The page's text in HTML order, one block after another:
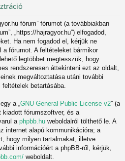
fórum” fórumot (a továbbiakban
„https://hajragyor.hu”) elfogadod,
Ha nem fogadod el, kérjük ne
fórumot. A feltételeket bármikor
legtöbbet megtesszük, hogy
rendszeresen áttekinteni ezt az oldalt,
megváltoztatása utáni további
betartásába.
a „ GNU General Public License v2” (a
kiadott fórumszoftver, és a
a phpbb.hu weboldalról tölthető le. A
internet alapú kommunikációra; a
hogy milyen tartalmakat, illetve
információért a phpBB-ről, kérjük,
weboldalt.